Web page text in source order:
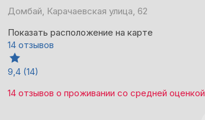
Домбай, Карачаевская улица, 62
Показать расположение на карте
14 отзывов
9,4 (14)
14 отзывов о проживании со средней оценкой